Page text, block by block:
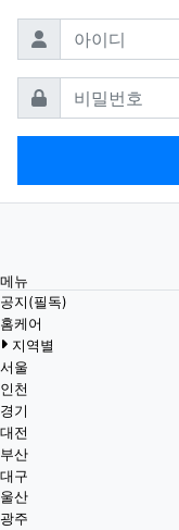
아이디
비밀번호
메뉴
공지(필독)
홈케어
지역별
서울
인천
경기
대전
부산
대구
울산
광주